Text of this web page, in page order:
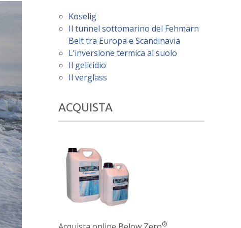
Koselig
Il tunnel sottomarino del Fehmarn
Belt tra Europa e Scandinavia
L’inversione termica al suolo
Il gelicidio
Il verglass
ACQUISTA
®